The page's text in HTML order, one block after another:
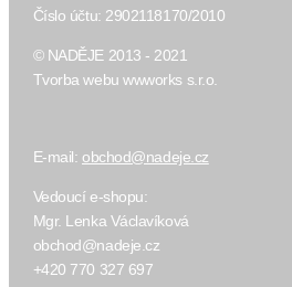
Číslo účtu: 2902118170/2010
© NADĚJE 2013 - 2021
Tvorba webu wwworks s.r.o.
E-mail: obchod@nadeje.cz
Vedoucí e-shopu:
Mgr. Lenka Václavíková
obchod@nadeje.cz
+420 770 327 697